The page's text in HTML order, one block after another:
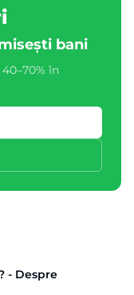
bani
în
- Despre